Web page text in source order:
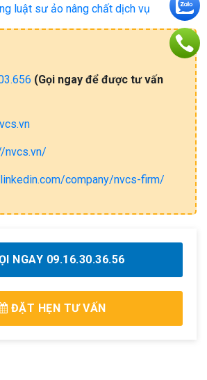
luật sư ảo nâng chất dịch vụ
(Gọi​ ngay đ​ể​ đ​ư​ợc​ tư​ vấ​n
nvcs.vn/
company/nvcs-firm/
NGAY 09.16.30.36.56
ĐẶT HẸN TƯ VẤN